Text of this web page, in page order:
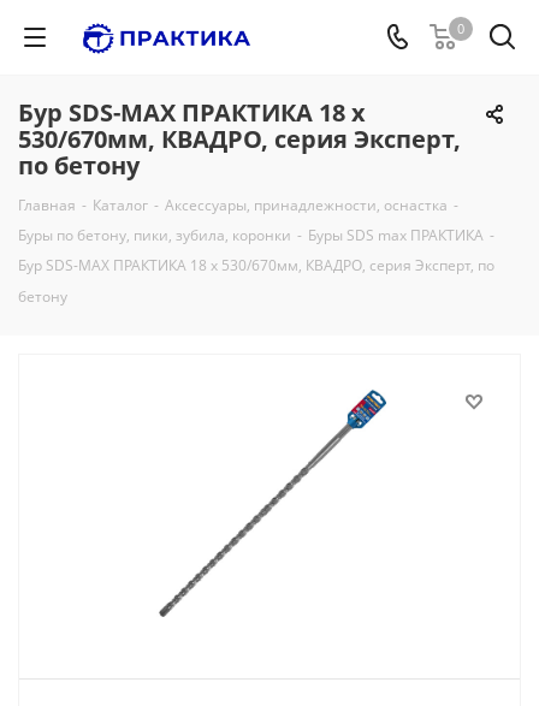
0
Бур SDS-MAX ПРАКТИКА 18 х
530/670мм, КВАДРО, серия Эксперт,
по бетону
Главная - Каталог - Аксессуары, принадлежности, оснастка -
Буры по бетону, пики, зубила, коронки - Буры SDS max ПРАКТИКА -
Бур SDS-MAX ПРАКТИКА 18 х 530/670мм, КВАДРО, серия Эксперт, по
бетону